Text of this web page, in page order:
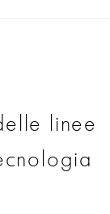
linee